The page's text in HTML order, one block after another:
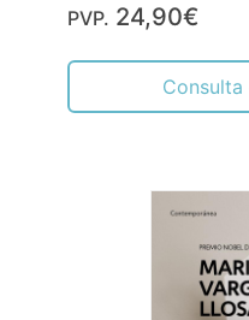
PVP. 24,90€